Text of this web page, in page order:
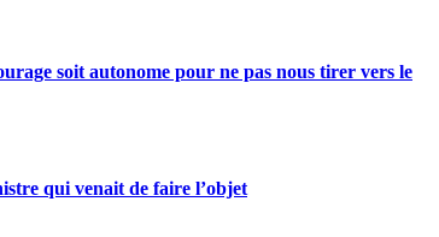
soit autonome pour ne pas nous tirer vers le
qui venait de faire l’objet